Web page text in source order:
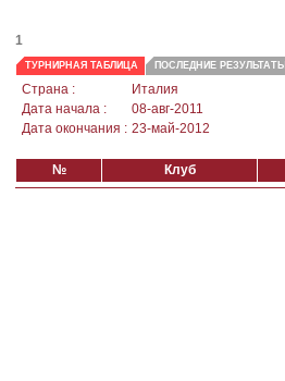
1
ТУРНИРНАЯ ТАБЛИЦА ПОСЛЕДНИЕ РЕЗУЛЬТАТЫ
Страна :
Италия
Дата начала :
08-авг-2011
Дата окончания : 23-май-2012
№ Клуб